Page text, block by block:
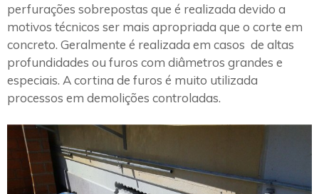
perfurações sobrepostas que é realizada devido a
motivos técnicos ser mais apropriada que o corte em
concreto. Geralmente é realizada em casos de altas
profundidades ou furos com diâmetros grandes e
especiais. A cortina de furos é muito utilizada
processos em demolições controladas.